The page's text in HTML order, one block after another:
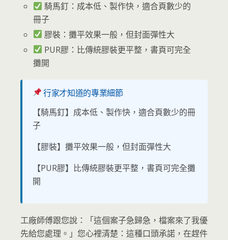
騎馬釘：成本低、製作快，適合頁數少的
冊子
膠裝：攤平效果一般，但封面彈性大
PUR膠：比傳統膠裝更平整，書頁可完全
攤開
行家才知道的專業細節
【騎馬釘】成本低、製作快，適合頁數少的冊
子
【膠裝】攤平效果一般，但封面彈性大
【PUR膠】比傳統膠裝更平整，書頁可完全攤
開
工廠師傅跟您說：「這個案子急歸急，檔案來了我優
先給您處理。」您心裡清楚：這種口頭承諾，在趕件